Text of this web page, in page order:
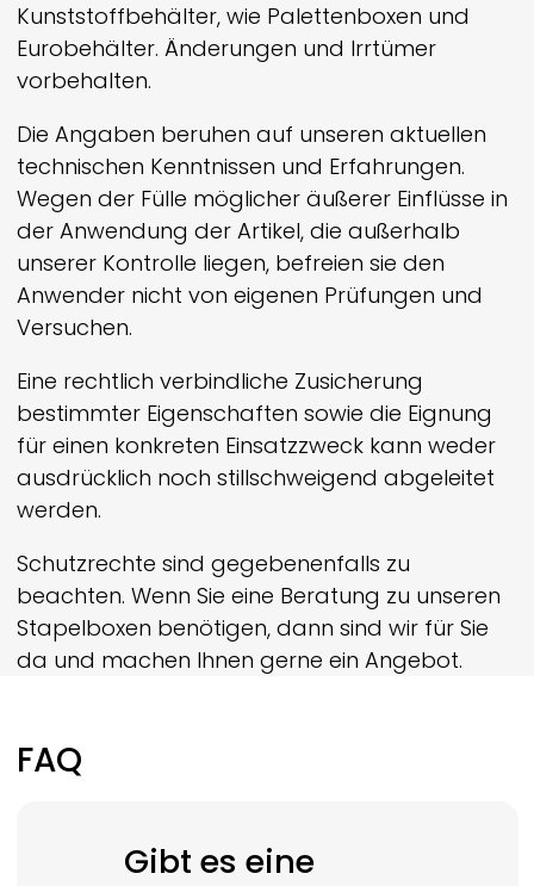
Kunststoffbehälter, wie Palettenboxen und
Eurobehälter. Änderungen und Irrtümer
vorbehalten.
Die Angaben beruhen auf unseren aktuellen
technischen Kenntnissen und Erfahrungen.
Wegen der Fülle möglicher äußerer Einflüsse in
der Anwendung der Artikel, die außerhalb
unserer Kontrolle liegen, befreien sie den
Anwender nicht von eigenen Prüfungen und
Versuchen.
Eine rechtlich verbindliche Zusicherung
bestimmter Eigenschaften sowie die Eignung
für einen konkreten Einsatzzweck kann weder
ausdrücklich noch still­schweigend abgeleitet
werden.
Schutzrechte sind gegebenenfalls zu
beachten. Wenn Sie eine Beratung zu unseren
Stapelboxen benötigen, dann sind wir für Sie
da und machen Ihnen gerne ein Angebot.
FAQ
Gibt es eine